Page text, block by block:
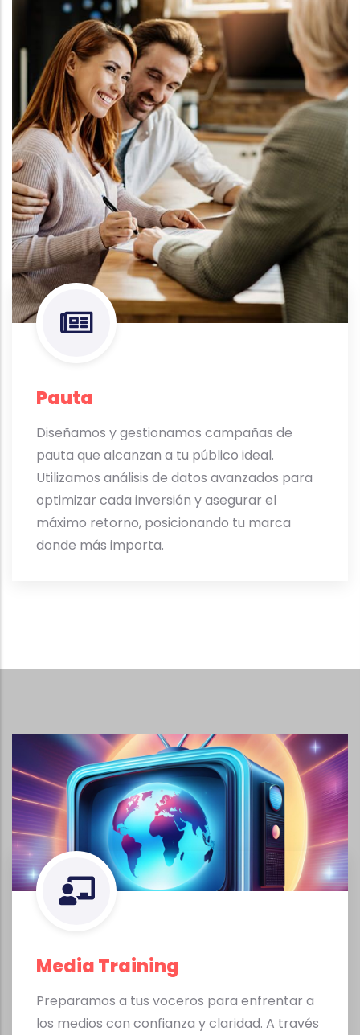
Pauta
Diseñamos y gestionamos campañas de
pauta que alcanzan a tu público ideal.
Utilizamos análisis de datos avanzados para
optimizar cada inversión y asegurar el
máximo retorno, posicionando tu marca
donde más importa.
Media Training
Preparamos a tus voceros para enfrentar a
los medios con confianza y claridad. A través